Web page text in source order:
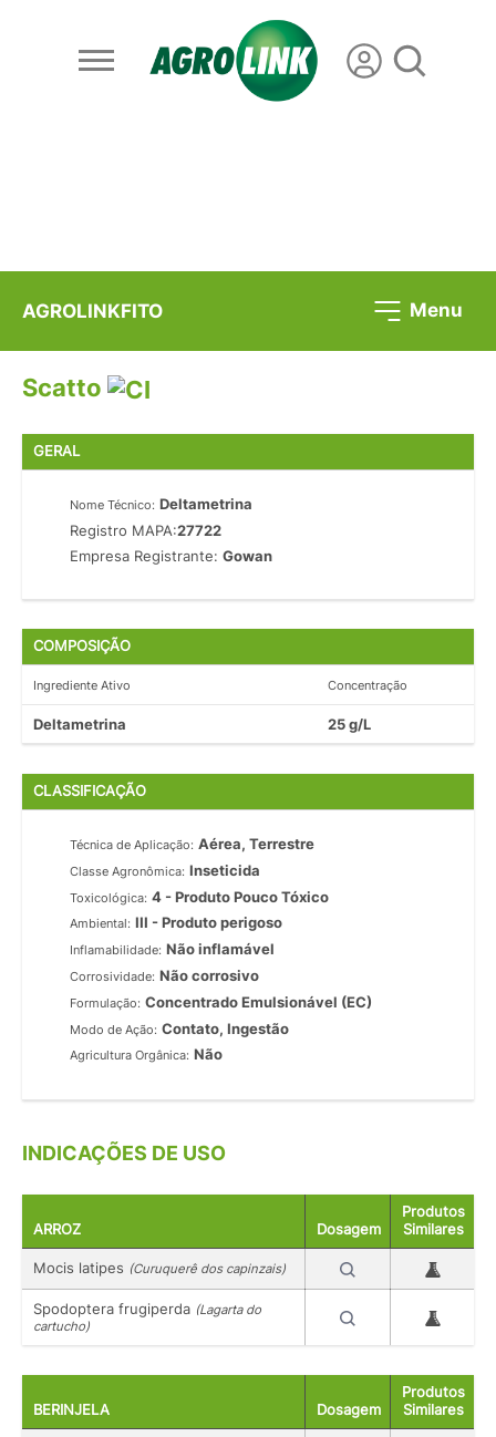
AGROLINKFITO Menu
Scatto
GERAL
Nome Técnico: Deltametrina
Registro MAPA:27722
Empresa Registrante:Gowan
COMPOSIÇÃO
Ingrediente Ativo Concentração
Deltametrina 25 g/L
CLASSIFICAÇÃO
Técnica de Aplicação: Aérea, Terrestre
Classe Agronômica: Inseticida
Toxicológica: 4 - Produto Pouco Tóxico
Ambiental: III - Produto perigoso
Inflamabilidade: Não inflamável
Corrosividade: Não corrosivo
Formulação: Concentrado Emulsionável (EC)
Modo de Ação: Contato, Ingestão
Agricultura Orgânica: Não
INDICAÇÕES DE USO
ARROZ Dosagem
Produtos
Similares
Mocis latipes (Curuquerê dos capinzais)
Spodoptera frugiperda (Lagarta do
cartucho)
BERINJELA Dosagem
Produtos
Similares